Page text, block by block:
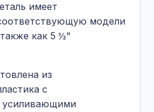
имеет
модели
как 5 ½"
из
с
усиливающими